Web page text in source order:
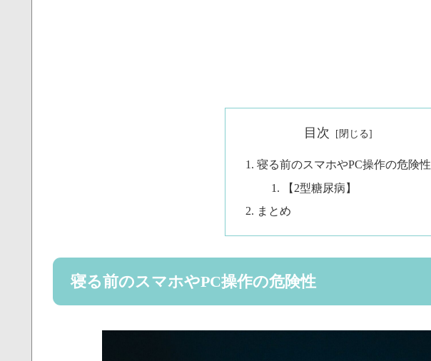
目次
寝る前のスマホやPC操作の危険性
【2型糖尿病】
まとめ
寝る前のスマホやPC操作の危険性